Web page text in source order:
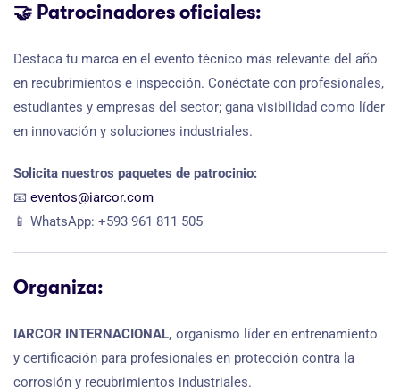
🤝 Patrocinadores oficiales:
Destaca tu marca en el evento técnico más relevante del año
en recubrimientos e inspección. Conéctate con profesionales,
estudiantes y empresas del sector; gana visibilidad como líder
en innovación y soluciones industriales.
Solicita nuestros paquetes de patrocinio:
📧 eventos@iarcor.com
📱 WhatsApp: +593 961 811 505
Organiza:
IARCOR INTERNACIONAL, organismo líder en entrenamiento
y certificación para profesionales en protección contra la
corrosión y recubrimientos industriales.